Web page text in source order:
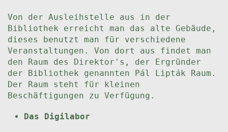
Von der Ausleihstelle aus in der
Bibliothek erreicht man das alte Gebäude,
dieses benutzt man für verschiedene
Veranstaltungen. Von dort aus findet man
den Raum des Direktor's, der Ergründer
der Bibliothek genannten Pál Lipták Raum.
Der Raum steht für kleinen
Beschäftigungen zu Verfügung.
Das Digilabor